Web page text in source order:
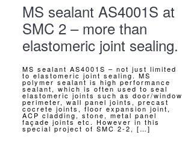
MS sealant AS4001S at
SMC 2 – more than
elastomeric joint sealing.
MS sealant AS4001S – not just limited
to elastomeric joint sealing. MS
polymer sealant is high performance
sealant, which is often used to seal
elastomeric joints such as door/window
perimeter, wall panel joints, precast
cocrete joints, floor expansion joint,
ACP cladding, stone, metal panel
façade joints etc. However in this
special project of SMC 2-2, […]